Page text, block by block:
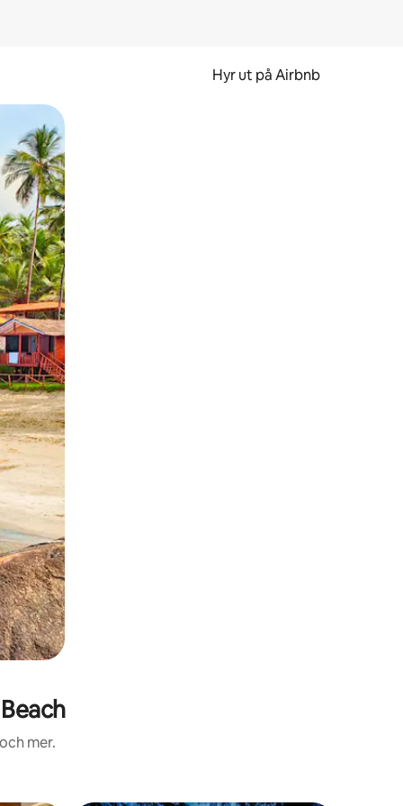
Hyr ut på Airbnb
mer.